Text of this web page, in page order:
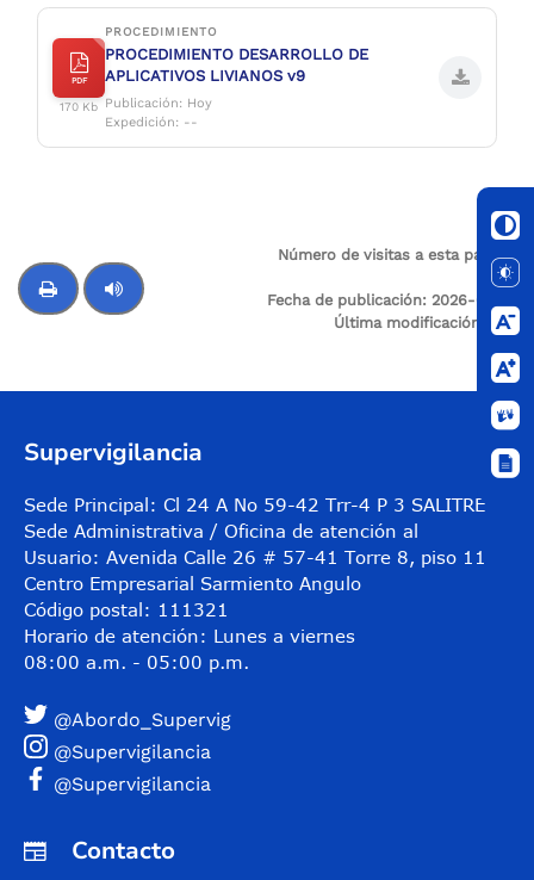
PDF
170 Kb
PROCEDIMIENTO
PROCEDIMIENTO DESARROLLO DE
APLICATIVOS LIVIANOS v9
Publicación: Hoy
Expedición: --
Número de visitas a esta página:
9
Fecha de publicación: 2026-06-17
Última modificación:
N/A
Supervigilancia
Sede Principal: Cl 24 A No 59-42 Trr-4 P 3 SALITRE
Sede Administrativa / Oficina de atención al
Usuario: Avenida Calle 26 # 57-41 Torre 8, piso 11
Centro Empresarial Sarmiento Angulo
Código postal: 111321
Horario de atención: Lunes a viernes
08:00 a.m. - 05:00 p.m.
@Abordo_Supervig
@Supervigilancia
@Supervigilancia
Contacto